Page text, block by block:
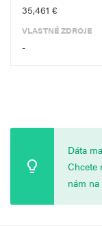
35,461 €
VLASTNÉ ZDROJE
-
Dáta
Chcete
nám na